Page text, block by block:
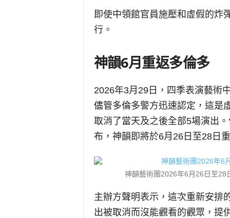
即使中領館官員施壓和虛假的炸
行。
神韻6月重返多倫多
2026年3月29日，四季表演藝術
儘管多倫多警方迅速認定，這是
取消了當天及之後全部5場演出
布，神韻即將於6月26日至28日
神韻藝術團2026年6月26日至28
主辦方聲明表示，這次重新安排
出被取消而沒能觀看的觀眾，提